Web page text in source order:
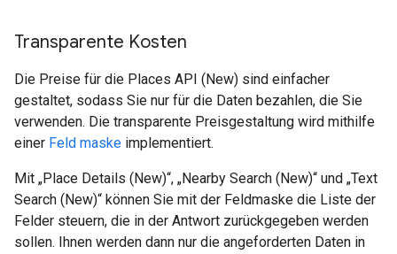
Transparente Kosten
Die Preise für die Places API (New) sind einfacher
gestaltet, sodass Sie nur für die Daten bezahlen, die Sie
verwenden. Die transparente Preisgestaltung wird mithilfe
einer Feld maske implementiert.
Mit „Place Details (New)“, „Nearby Search (New)“ und „Text
Search (New)“ können Sie mit der Feldmaske die Liste der
Felder steuern, die in der Antwort zurückgegeben werden
sollen. Ihnen werden dann nur die angeforderten Daten in